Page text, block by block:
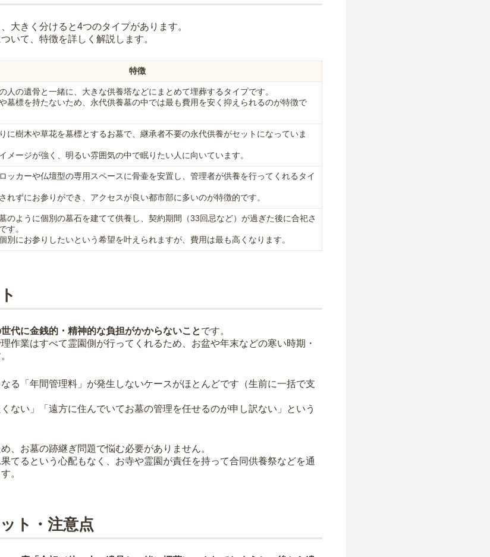
大きく分けると4つのタイプがあります。
いて、特徴を詳しく解説します。
特徴
人の遺骨と一緒に、大きな供養塔などにまとめて埋葬するタイプです。
墓標を持たないため、永代供養墓の中では最も費用を安く抑えられるのが特徴で
に樹木や草花を墓標とするお墓で、継承者不要の永代供養がセットになっていま
メージが強く、明るい雰囲気の中で眠りたい人に向いています。
ッカーや仏壇型の専用スペースに骨壷を安置し、管理者が供養を行ってくれるタイ
れずにお参りができ、アクセスが良い都市部に多いのが特徴的です。
のように個別の墓石を建てて供養し、契約期間（33回忌など）が過ぎた後に合祀さ
す。
別にお参りしたいという希望を叶えられますが、費用は最も高くなります。
代に金銭的・精神的な負担がかからないことです。
作業はすべて霊園側が行ってくれるため、お盆や年末などの寒い時期・
る「年間管理料」が発生しないケースがほとんどです（生前に一括で支
ない」「遠方に住んでいてお墓の管理を任せるのが申し訳ない」という
、お墓の跡継ぎ問題で悩む必要がありません。
てるという心配もなく、お寺や霊園が責任を持って合同供養祭などを通
。
ト・注意点